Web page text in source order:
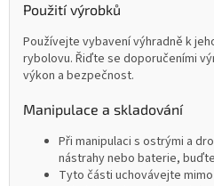
Použití výrobků
Používejte vybavení výhradně k
rybolovu. Řiďte se doporučeními
výkon a bezpečnost.
Manipulace a skladování
Při manipulaci s ostrými a
nástrahy nebo baterie,
Tyto části uchovávejte